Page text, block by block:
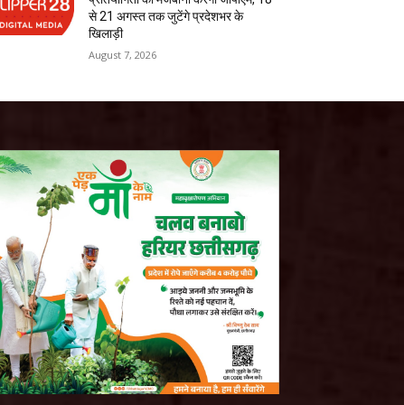
से 21 अगस्त तक जुटेंगे प्रदेशभर के
खिलाड़ी
August 7, 2026